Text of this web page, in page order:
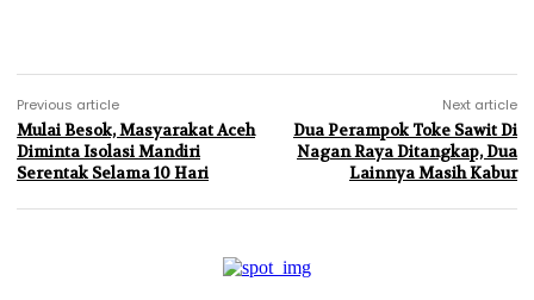
Previous article
Mulai Besok, Masyarakat Aceh
Diminta Isolasi Mandiri
Serentak Selama 10 Hari
Next article
Dua Perampok Toke Sawit Di
Nagan Raya Ditangkap, Dua
Lainnya Masih Kabur